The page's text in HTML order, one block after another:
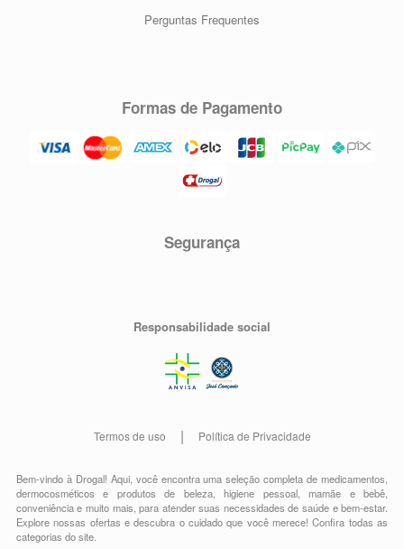
Perguntas Frequentes
Formas de Pagamento
Segurança
Responsabilidade social
Termos de uso Política de Privacidade
Bem-vindo à Drogal! Aqui, você encontra uma seleção completa demedicamentos
dermocosméticos e produtos de beleza,higiene pessoal,mamãe e bebê
conveniênciae muito mais, para atender suas necessidades de saúde e bem-estar.
Explore nossas ofertas e descubra o cuidado que você merece!Confira todas as
categorias do site.